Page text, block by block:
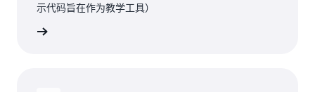
示代码旨在作为教学工具）